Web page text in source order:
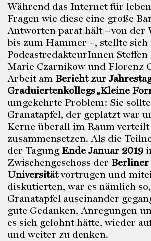
Während das Internet für
Fragen wie diese eine große
Antworten parat hält – von der
bis zum Hammer –, stellte sich
PodcastredakteurInnen
Marie Czarnikow und Florenz
Arbeit am Bericht zur
Graduiertenkollegs„Kleine
umgekehrte Problem: Sie
Granatapfel, der geplatzt war
Kerne überall im Raum
zusammensetzen. Als die
der Tagung Ende Januar 2019
Zwischengeschoss der
Universitätvortrugen und
diskutierten, war es nämlich
Granatapfel auseinander
gute Gedanken, Anregungen
es sich gelohnt hätte, wieder
und weiter zu denken.